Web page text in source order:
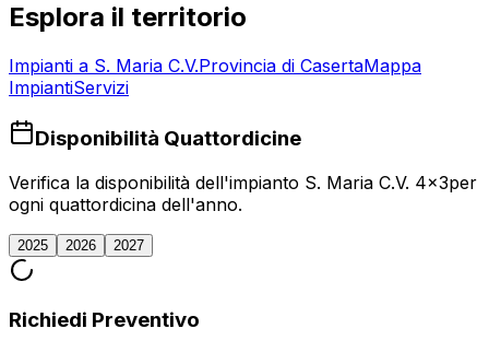
Esplora il territorio
Impianti a S. Maria C.V.Provincia di CasertaMappa
ImpiantiServizi
Disponibilità Quattordicine
Verifica la disponibilità dell'impianto S. Maria C.V. 4x3per
ogni quattordicina dell'anno.
2025 2026 2027
Richiedi Preventivo